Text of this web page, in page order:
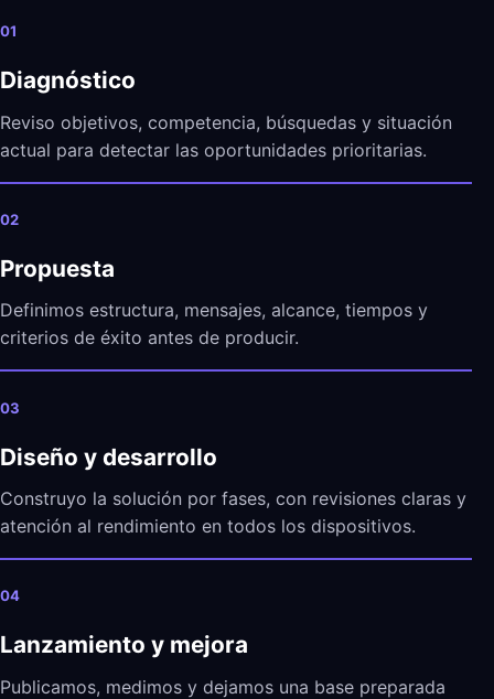
01
Diagnóstico
Reviso objetivos, competencia, búsquedas y situación
actual para detectar las oportunidades prioritarias.
02
Propuesta
Definimos estructura, mensajes, alcance, tiempos y
criterios de éxito antes de producir.
03
Diseño y desarrollo
Construyo la solución por fases, con revisiones claras y
atención al rendimiento en todos los dispositivos.
04
Lanzamiento y mejora
Publicamos, medimos y dejamos una base preparada